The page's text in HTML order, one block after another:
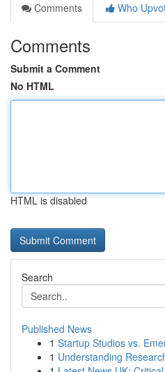
Comments
Who
Comments
Submit a Comment
No HTML
HTML is disabled
Search
Published News
1 Startup Studios vs.
1 Understanding